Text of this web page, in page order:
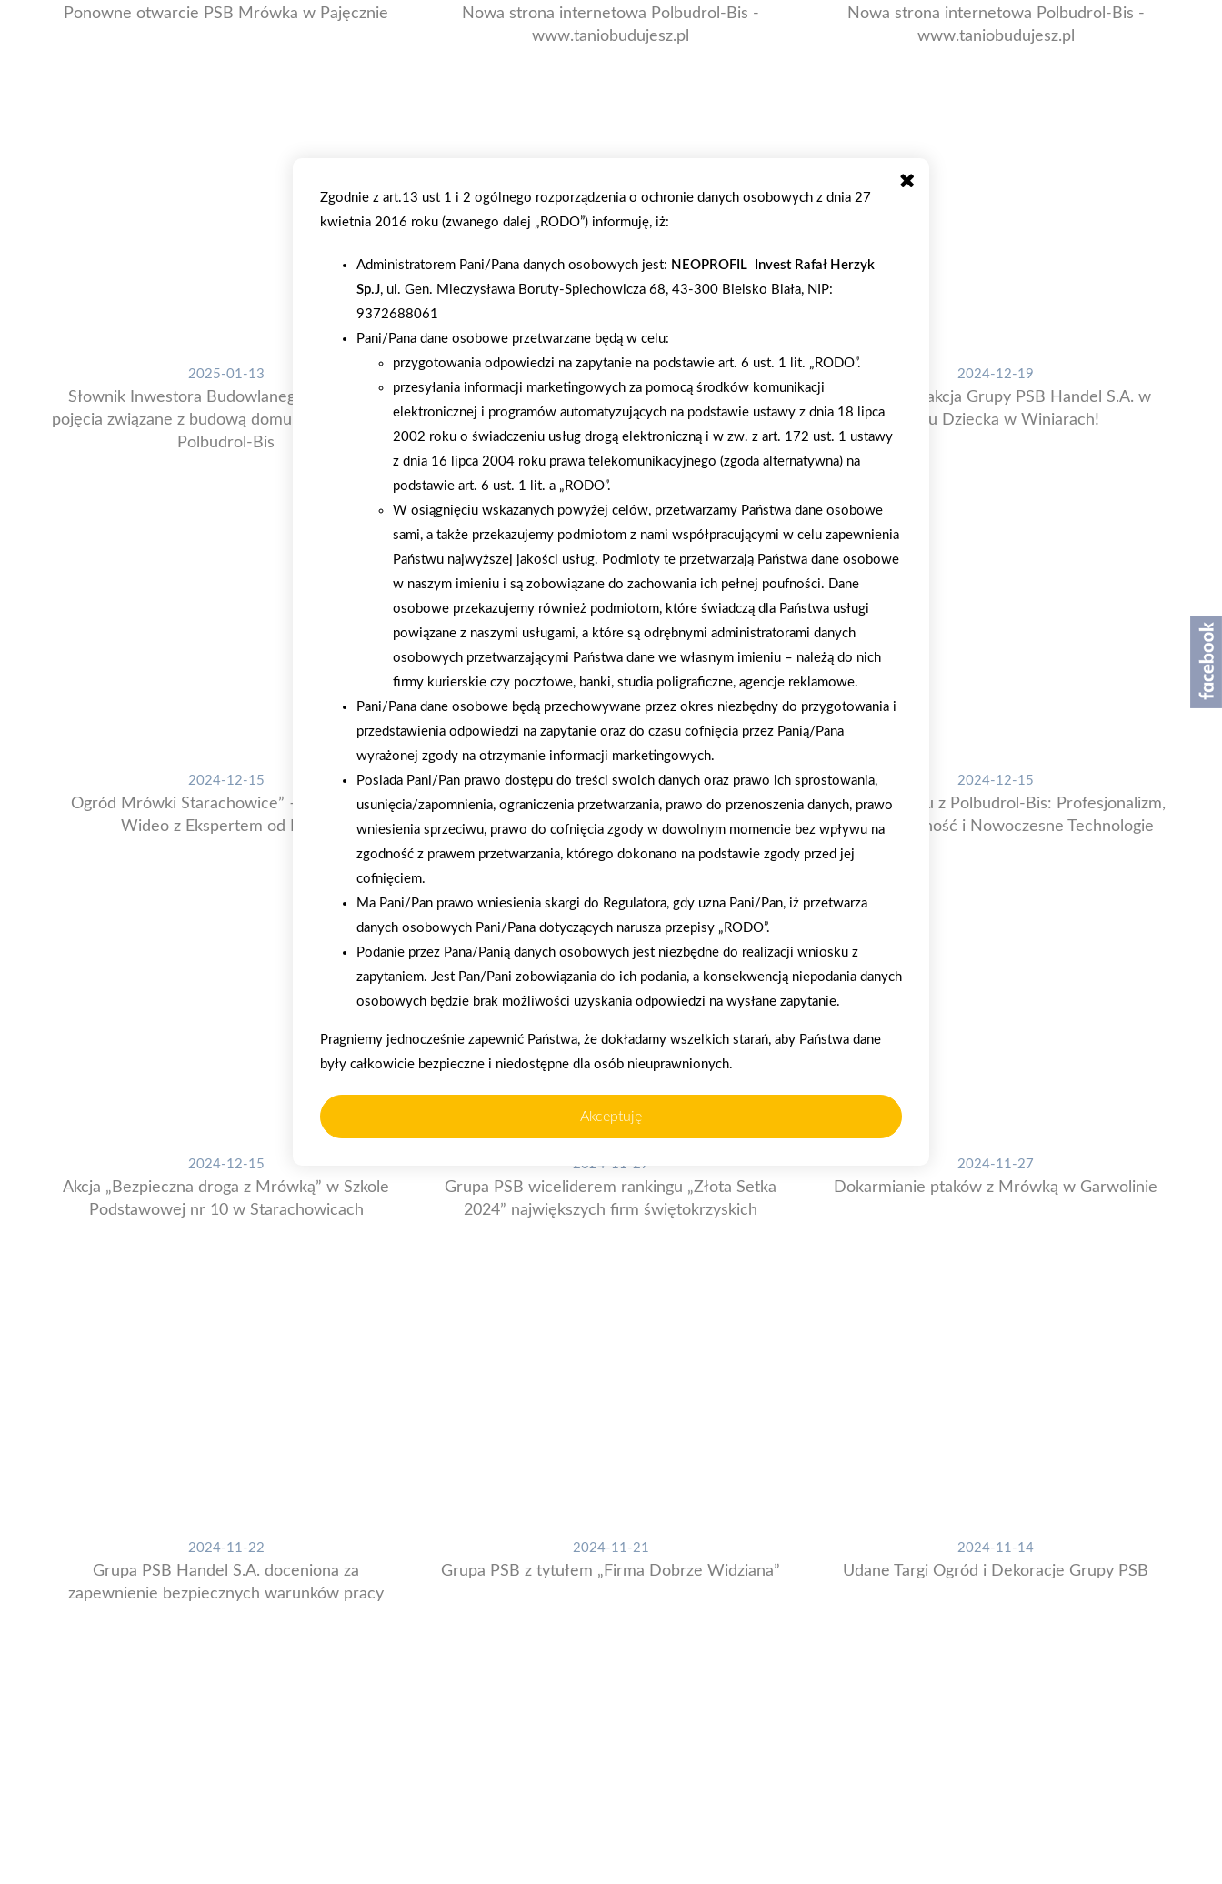
Ponowne otwarcie PSB Mrówka w Pajęcznie
Nowa strona internetowa Polbudrol-Bis -
www.taniobudujesz.pl
Nowa strona internetowa Polbudrol-Bis -
www.taniobudujesz.pl
2025-01-13
Słownik Inwestora Budowlanego: Kluczowe
pojęcia związane z budową domu od PSB PROFI
Polbudrol-Bis
2025-01-13
Słownik Inwestora Budowlanego: Kluczowe
pojęcia związane z budową domu od PSB PROFI
Polbudrol-Bis
2024-12-19
Świąteczna akcja Grupy PSB Handel S.A. w
Domu Dziecka w Winiarach!
2024-12-15
Ogród Mrówki Starachowice” – Nowy Cykl
Wideo z Ekspertem od Roślin
2024-12-15
Budowa Domu z Polbudrol-Bis: Profesjonalizm,
Transparentność i Nowoczesne Technologie
2024-12-15
Budowa Domu z Polbudrol-Bis: Profesjonalizm,
Transparentność i Nowoczesne Technologie
2024-12-15
Akcja „Bezpieczna droga z Mrówką” w Szkole
Podstawowej nr 10 w Starachowicach
2024-11-27
Grupa PSB wiceliderem rankingu „Złota Setka
2024” największych firm świętokrzyskich
2024-11-27
Dokarmianie ptaków z Mrówką w Garwolinie
2024-11-22
Grupa PSB Handel S.A. doceniona za
zapewnienie bezpiecznych warunków pracy
2024-11-21
Grupa PSB z tytułem „Firma Dobrze Widziana”
2024-11-14
Udane Targi Ogród i Dekoracje Grupy PSB
Zgodnie z art.13 ust 1 i 2 ogólnego rozporządzenia o ochronie danych osobowych z dnia 27
kwietnia 2016 roku (zwanego dalej „RODO”) informuję, iż:
Administratorem Pani/Pana danych osobowych jest: NEOPROFIL Invest Rafał Herzyk
Sp.J, ul. Gen. Mieczysława Boruty-Spiechowicza 68, 43-300 Bielsko Biała, NIP:
9372688061
Pani/Pana dane osobowe przetwarzane będą w celu:
przygotowania odpowiedzi na zapytanie na podstawie art. 6 ust. 1 lit. „RODO”.
przesyłania informacji marketingowych za pomocą środków komunikacji
elektronicznej i programów automatyzujących na podstawie ustawy z dnia 18 lipca
2002 roku o świadczeniu usług drogą elektroniczną i w zw. z art. 172 ust. 1 ustawy
z dnia 16 lipca 2004 roku prawa telekomunikacyjnego (zgoda alternatywna) na
podstawie art. 6 ust. 1 lit. a „RODO”.
W osiągnięciu wskazanych powyżej celów, przetwarzamy Państwa dane osobowe
sami, a także przekazujemy podmiotom z nami współpracującymi w celu zapewnienia
Państwu najwyższej jakości usług. Podmioty te przetwarzają Państwa dane osobowe
w naszym imieniu i są zobowiązane do zachowania ich pełnej poufności. Dane
osobowe przekazujemy również podmiotom, które świadczą dla Państwa usługi
powiązane z naszymi usługami, a które są odrębnymi administratorami danych
osobowych przetwarzającymi Państwa dane we własnym imieniu – należą do nich
firmy kurierskie czy pocztowe, banki, studia poligraficzne, agencje reklamowe.
Pani/Pana dane osobowe będą przechowywane przez okres niezbędny do przygotowania i
przedstawienia odpowiedzi na zapytanie oraz do czasu cofnięcia przez Panią/Pana
wyrażonej zgody na otrzymanie informacji marketingowych.
Posiada Pani/Pan prawo dostępu do treści swoich danych oraz prawo ich sprostowania,
usunięcia/zapomnienia, ograniczenia przetwarzania, prawo do przenoszenia danych, prawo
wniesienia sprzeciwu, prawo do cofnięcia zgody w dowolnym momencie bez wpływu na
zgodność z prawem przetwarzania, którego dokonano na podstawie zgody przed jej
cofnięciem.
Ma Pani/Pan prawo wniesienia skargi do Regulatora, gdy uzna Pani/Pan, iż przetwarza
danych osobowych Pani/Pana dotyczących narusza przepisy „RODO”.
Podanie przez Pana/Panią danych osobowych jest niezbędne do realizacji wniosku z
zapytaniem. Jest Pan/Pani zobowiązania do ich podania, a konsekwencją niepodania danych
osobowych będzie brak możliwości uzyskania odpowiedzi na wysłane zapytanie.
Pragniemy jednocześnie zapewnić Państwa, że dokładamy wszelkich starań, aby Państwa dane
były całkowicie bezpieczne i niedostępne dla osób nieuprawnionych.
Akceptuję